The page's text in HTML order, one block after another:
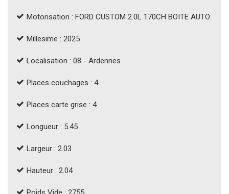
Motorisation : FORD CUSTOM 2.0L 170CH BOITE AUTO
Millesime : 2025
Localisation : 08 - Ardennes
Places couchages : 4
Places carte grise : 4
Longueur : 5.45
Largeur : 2.03
Hauteur : 2.04